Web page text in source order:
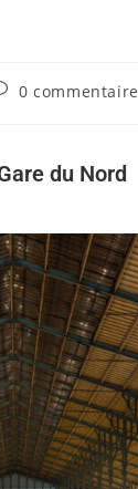
0 commentaire
du Nord